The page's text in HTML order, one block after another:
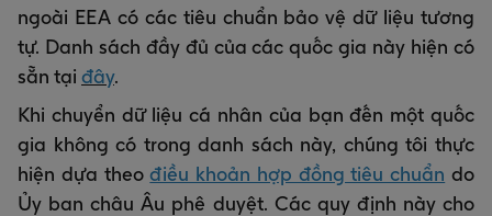
ngoài EEA có các tiêu chuẩn bảo vệ dữ liệu tương
tự. Danh sách đầy đủ của các quốc gia này hiện có
sẵn tại đây.
Khi chuyển dữ liệu cá nhân của bạn đến một quốc
gia không có trong danh sách này, chúng tôi thực
hiện dựa theođiều khoản hợp đồng tiêu chuẩn do
Ủy ban châu Âu phê duyệt. Các quy định này cho